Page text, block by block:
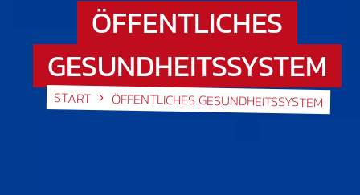
ÖFFENTLICHES
GESUNDHEITSSYSTEM
START ÖFFENTLICHES GESUNDHEITSSYSTEM